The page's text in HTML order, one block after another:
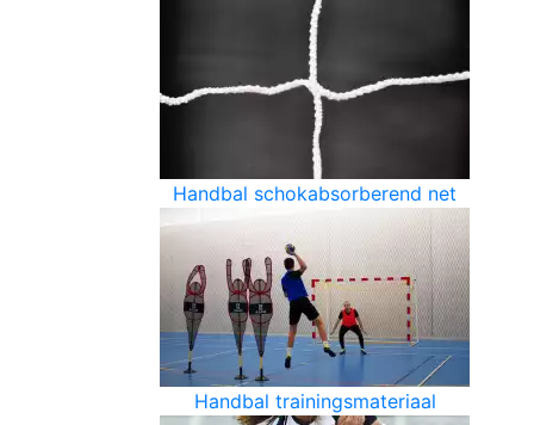
Handbal schokabsorberend net
Handbal trainingsmateriaal